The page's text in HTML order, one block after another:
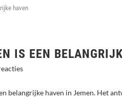
haven
IS EEN
belangrijke haven in Jemen. Het